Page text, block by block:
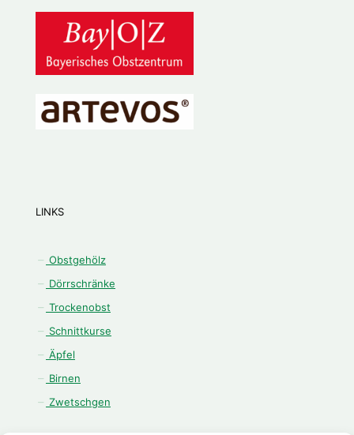
LINKS
Obstgehölz
Dörrschränke
Trockenobst
Schnittkurse
Äpfel
Birnen
Zwetschgen